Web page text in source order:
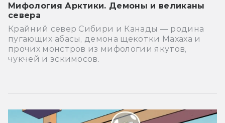
Мифология Арктики. Демоны и великаны
севера
Крайний север Сибири и Канады — родина
пугающих абасы, демона щекотки Махаха и
прочих монстров из мифологии якутов,
чукчей и эскимосов.